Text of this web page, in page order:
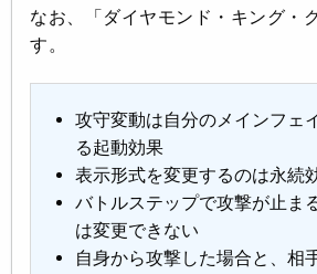
なお、「ダイヤモンド・キング・
す。
攻守変動は自分のメインフェ
る起動効果
表示形式を変更するのは永続
バトルステップで攻撃が止ま
は変更できない
自身から攻撃した場合と、相